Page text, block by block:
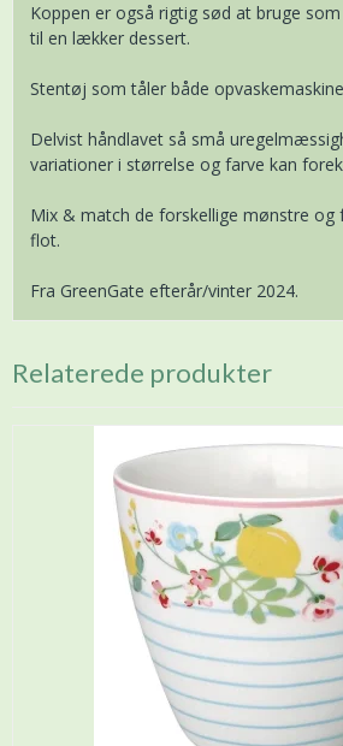
Koppen er også rigtig sød at bruge
til en lækker dessert.
Stentøj som tåler både
Delvist håndlavet så små
variationer i størrelse og farve kan
Mix & match de forskellige mønstre og
flot.
Fra GreenGate efterår/vinter 2024.
Relaterede produkter